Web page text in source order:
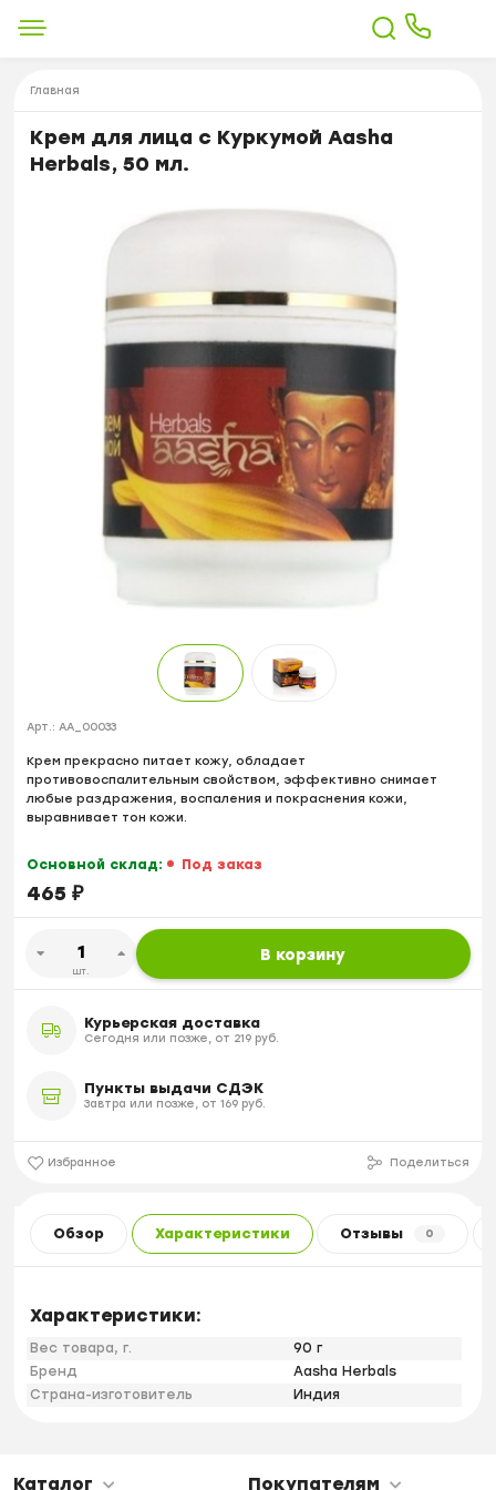
Главная
Крем для лица с Куркумой Aasha
Herbals, 50 мл.
Арт.: AA_00033
Крем прекрасно питает кожу, обладает
противовоспалительным свойством, эффективно снимает
любые раздражения, воспаления и покраснения кожи,
выравнивает тон кожи.
Основной склад: Под заказ
465 ₽
шт.
В корзину
Курьерская доставка
Сегодня или позже, от 219 руб.
Пункты выдачи СДЭК
Завтра или позже, от 169 руб.
Избранное Поделиться
Обзор Характеристики Отзывы 0
Характеристики:
Вес товара, г.
90 г
Бренд
Aasha Herbals
Страна-изготовитель
Индия
Каталог Покупателям